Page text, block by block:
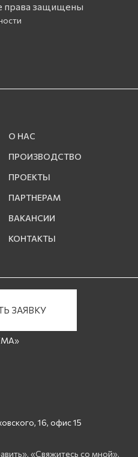
права защищены
ЗАЯВКУ
О НАС
ПРОИЗВОДСТВО
ПРОЕКТЫ
ПАРТНЕРАМ
ВАКАНСИИ
КОНТАКТЫ
16, офис 15
«Свяжитесь со мной»,